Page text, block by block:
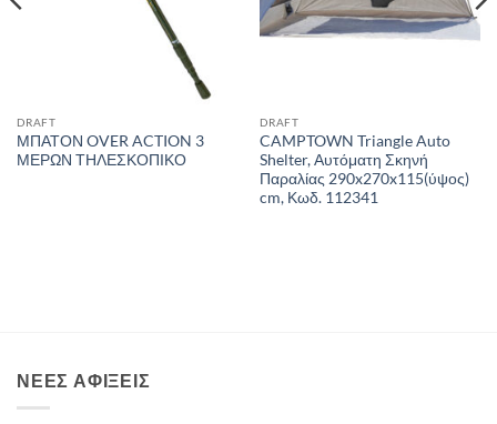
DRAFT
ΜΠΑΤΟΝ OVER ACTION 3
ΜΕΡΩΝ ΤΗΛΕΣΚΟΠΙΚΟ
DRAFT
CAMPTOWN Triangle Auto
Shelter, Αυτόματη Σκηνή
Παραλίας 290x270x115(ύψος)
cm, Κωδ. 112341
ΝΈΕΣ ΑΦΊΞΕΙΣ